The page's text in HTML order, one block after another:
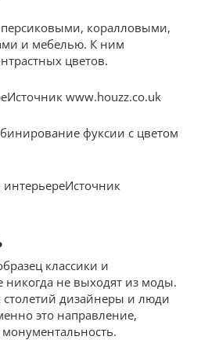
коралловыми,
и мебелью. К ним
цветов.
www.houzz.co.uk
фуксии с цветом
классики и
никогда не выходят из моды.
дизайнеры и люди
это направление,